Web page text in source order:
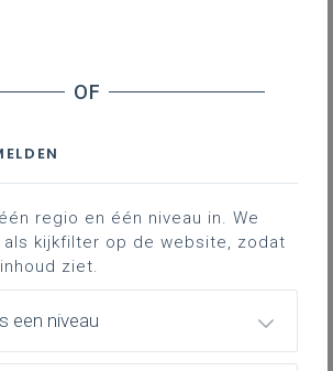
regelgeving, interessante
regio en één niveau in. We
kijkfilter op de website, zodat
ziet.
een niveau